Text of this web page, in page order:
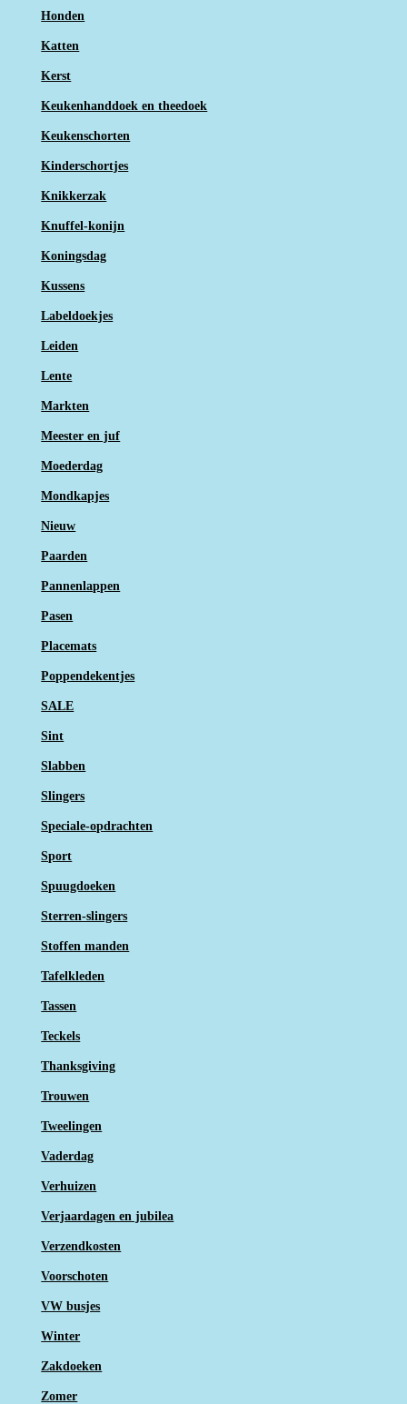
Honden
Katten
Kerst
Keukenhanddoek en theedoek
Keukenschorten
Kinderschortjes
Knikkerzak
Knuffel-konijn
Koningsdag
Kussens
Labeldoekjes
Leiden
Lente
Markten
Meester en juf
Moederdag
Mondkapjes
Nieuw
Paarden
Pannenlappen
Pasen
Placemats
Poppendekentjes
SALE
Sint
Slabben
Slingers
Speciale-opdrachten
Sport
Spuugdoeken
Sterren-slingers
Stoffen manden
Tafelkleden
Tassen
Teckels
Thanksgiving
Trouwen
Tweelingen
Vaderdag
Verhuizen
Verjaardagen en jubilea
Verzendkosten
Voorschoten
VW busjes
Winter
Zakdoeken
Zomer